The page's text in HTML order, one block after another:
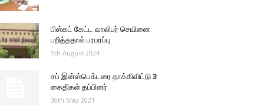
பிஸ்கட் கேட்ட வாலிபர் செயினை
பறித்ததால் பரபரப்பு
5th August 2024
சப் இன்ஸ்பெக்டரை தாக்கிவிட்டு 3
கைதிகள் தப்பினர்
30th May 2021